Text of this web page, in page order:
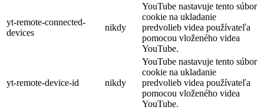
yt-remote-connected-
devices
nikdy
YouTube nastavuje tento súbor
cookie na ukladanie
predvolieb videa používateľa
pomocou vloženého videa
YouTube.
yt-remote-device-id nikdy
YouTube nastavuje tento súbor
cookie na ukladanie
predvolieb videa používateľa
pomocou vloženého videa
YouTube.